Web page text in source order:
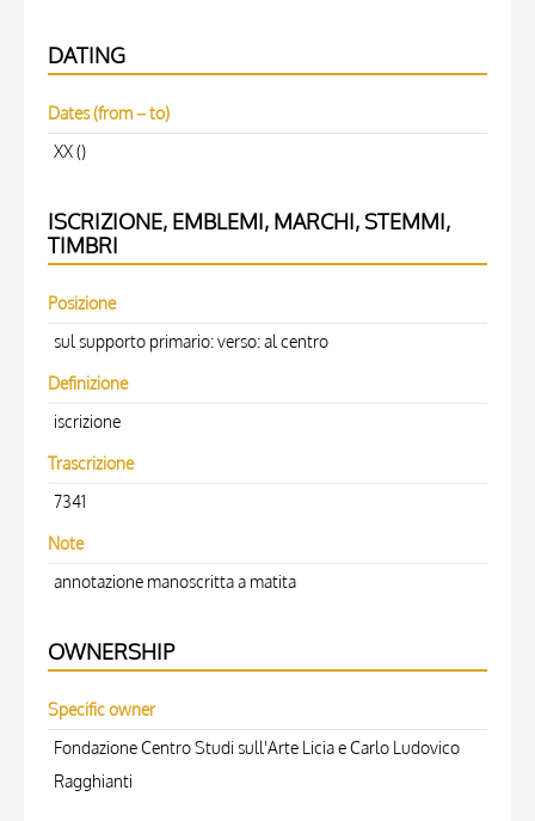
DATING
Dates (from – to)
XX ()
ISCRIZIONE, EMBLEMI, MARCHI, STEMMI,
TIMBRI
Posizione
sul supporto primario: verso: al centro
Definizione
iscrizione
Trascrizione
7341
Note
annotazione manoscritta a matita
OWNERSHIP
Specific owner
Fondazione Centro Studi sull'Arte Licia e Carlo Ludovico
Ragghianti